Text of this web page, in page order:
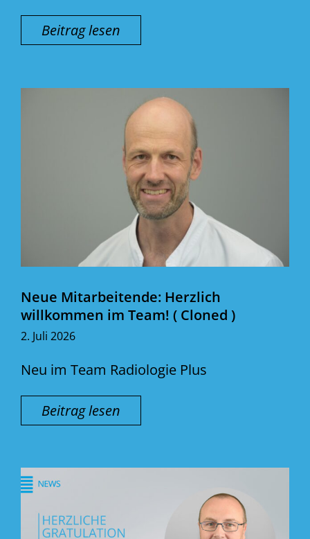
Beitrag lesen
Neue Mitarbeitende: Herzlich
willkommen im Team! ( Cloned )
2. Juli 2026
Neu im Team Radiologie Plus
Beitrag lesen